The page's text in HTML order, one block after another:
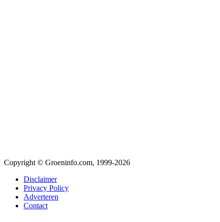
Copyright © Groeninfo.com, 1999-2026
Disclaimer
Privacy Policy
Adverteren
Contact